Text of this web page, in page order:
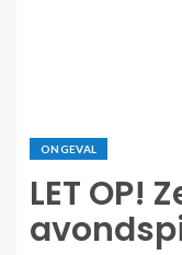
ONGEVAL
LET OP!